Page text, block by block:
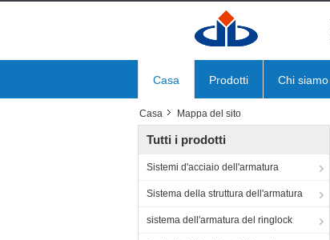
Casa Prodotti Chi siamo
Casa Mappa del sito
Tutti i prodotti
Sistemi d'acciaio dell'armatura
Sistema della struttura dell'armatura
sistema dell'armatura del ringlock